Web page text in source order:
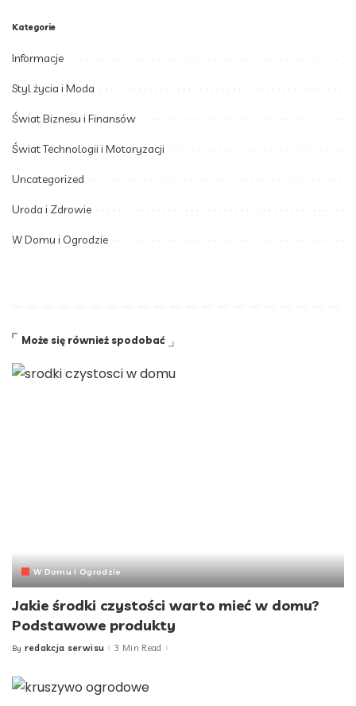
Kategorie
Informacje
Styl życia i Moda
Świat Biznesu i Finansów
Świat Technologii i Motoryzacji
Uncategorized
Uroda i Zdrowie
W Domu i Ogrodzie
Może się również spodobać
W Domu i Ogrodzie
Jakie środki czystości warto mieć w domu?
Podstawowe produkty
Posted
By redakcja serwisu 3 Min Read